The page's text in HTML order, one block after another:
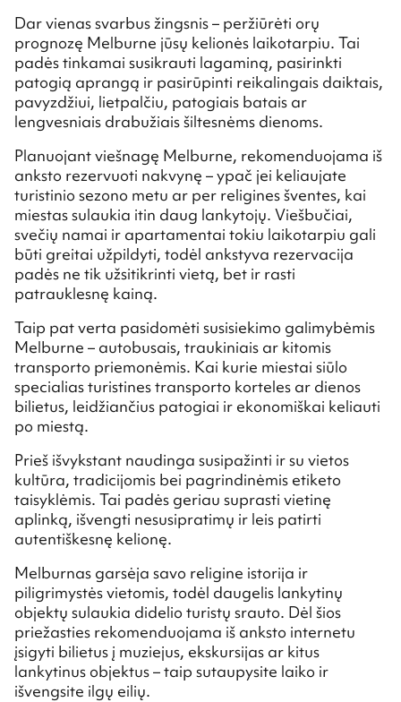
Dar vienas svarbus žingsnis – peržiūrėti orų
prognozę Melburne jūsų kelionės laikotarpiu. Tai
padės tinkamai susikrauti lagaminą, pasirinkti
patogią aprangą ir pasirūpinti reikalingais daiktais,
pavyzdžiui, lietpalčiu, patogiais batais ar
lengvesniais drabužiais šiltesnėms dienoms.
Planuojant viešnagę Melburne, rekomenduojama iš
anksto rezervuoti nakvynę – ypač jei keliaujate
turistinio sezono metu ar per religines šventes, kai
miestas sulaukia itin daug lankytojų. Viešbučiai,
svečių namai ir apartamentai tokiu laikotarpiu gali
būti greitai užpildyti, todėl ankstyva rezervacija
padės ne tik užsitikrinti vietą, bet ir rasti
patrauklesnę kainą.
Taip pat verta pasidomėti susisiekimo galimybėmis
Melburne – autobusais, traukiniais ar kitomis
transporto priemonėmis. Kai kurie miestai siūlo
specialias turistines transporto korteles ar dienos
bilietus, leidžiančius patogiai ir ekonomiškai keliauti
po miestą.
Prieš išvykstant naudinga susipažinti ir su vietos
kultūra, tradicijomis bei pagrindinėmis etiketo
taisyklėmis. Tai padės geriau suprasti vietinę
aplinką, išvengti nesusipratimų ir leis patirti
autentiškesnę kelionę.
Melburnas garsėja savo religine istorija ir
piligrimystės vietomis, todėl daugelis lankytinų
objektų sulaukia didelio turistų srauto. Dėl šios
priežasties rekomenduojama iš anksto internetu
įsigyti bilietus į muziejus, ekskursijas ar kitus
lankytinus objektus – taip sutaupysite laiko ir
išvengsite ilgų eilių.